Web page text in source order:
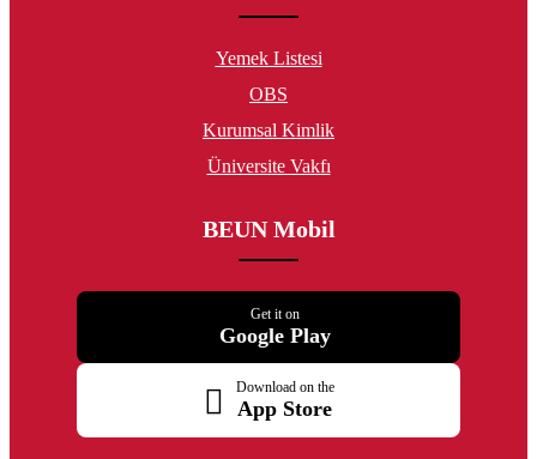
Yemek Listesi
OBS
Kurumsal Kimlik
Üniversite Vakfı
BEUN Mobil
Get it on
Google Play
Download on the
App Store